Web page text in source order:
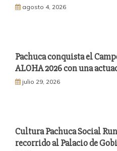
agosto 4, 2026
Pachuca conquista el
ALOHA 2026 con una
julio 29, 2026
Cultura Pachuca Social
recorrido al Palacio de